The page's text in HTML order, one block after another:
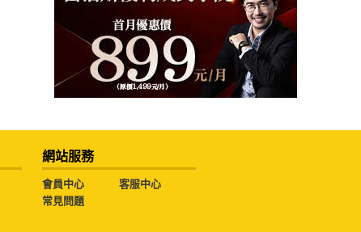
網站服務
會員中心
客服中心
常見問題